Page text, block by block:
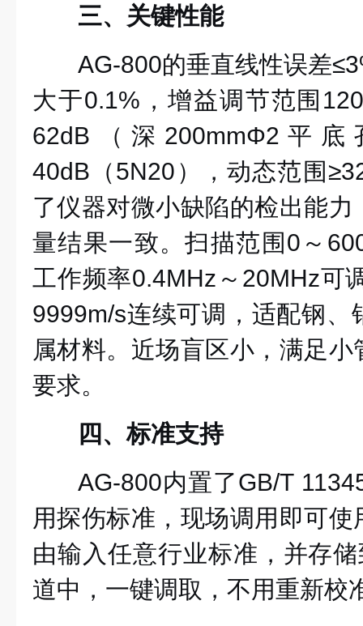
三、关键性能
AG-800的垂直线性误差
大于0.1%，增益调节范围
62dB（深200mmΦ2平
40dB（5N20），动态范围
了仪器对微小缺陷的检出能
量结果一致。扫描范围0～
工作频率0.4MHz～20MHz可
9999m/s连续可调，适配钢、
属材料。近场盲区小，满足
要求。
四、标准支持
AG-800内置了GB/T
用探伤标准，现场调用即可
由输入任意行业标准，并存
道中，一键调取，不用重新校